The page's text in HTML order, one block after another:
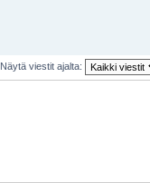
Näytä viestit ajalta: